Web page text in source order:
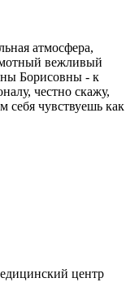
атмосфера,
вежливый
Борисовны - к
честно скажу,
себя чувствуешь как
центр